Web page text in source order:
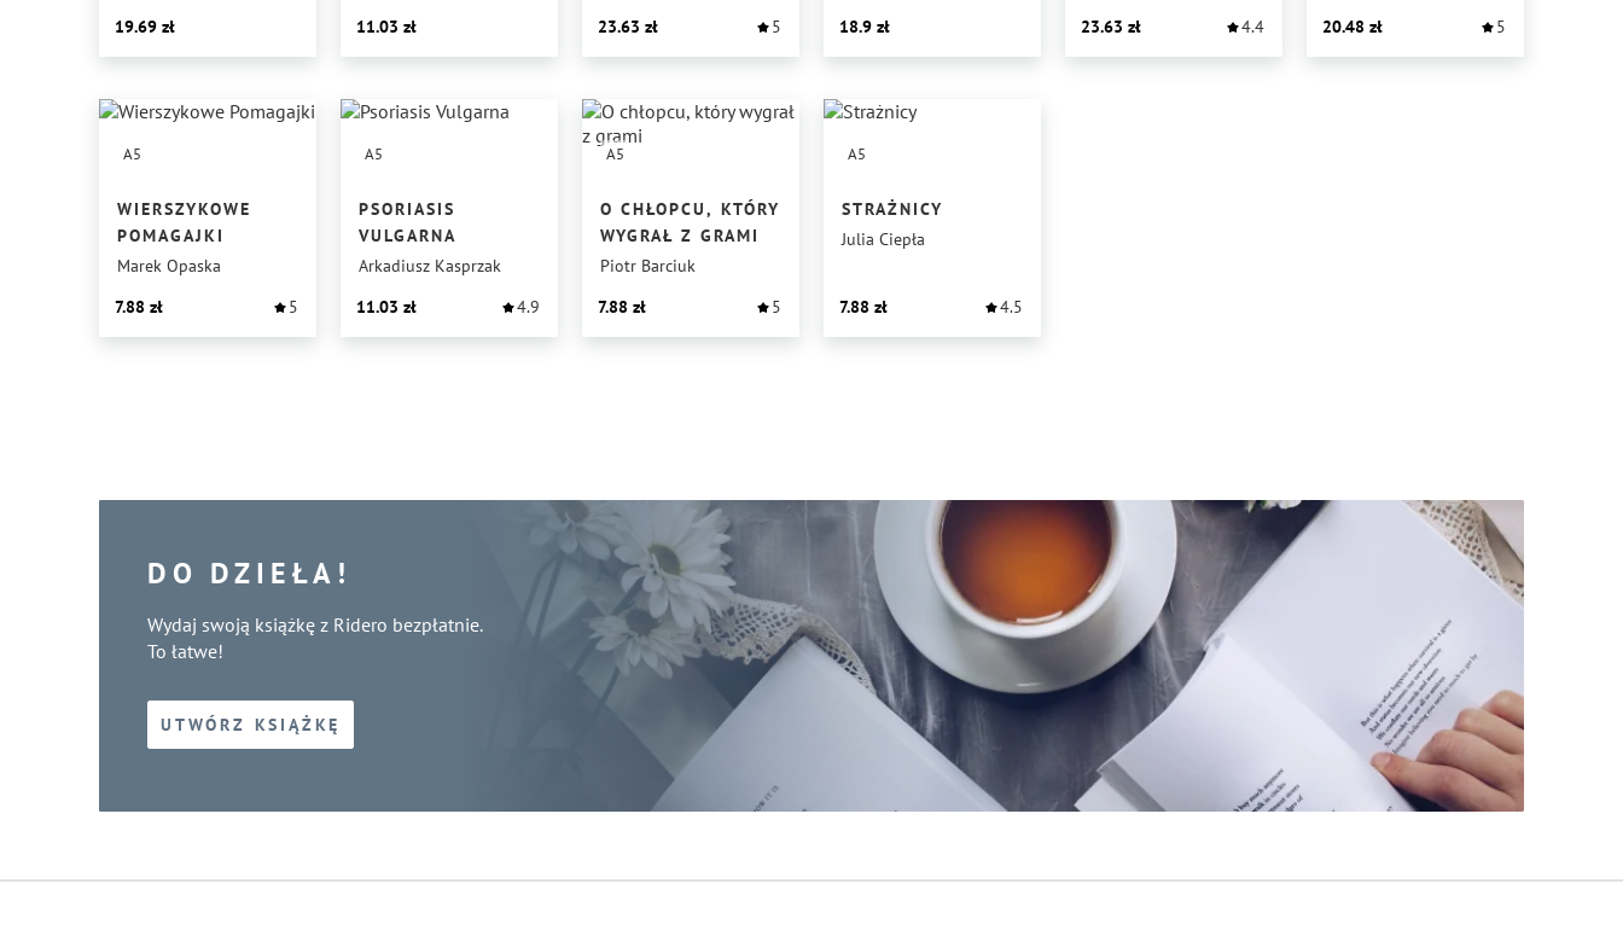
19.69 11.03 23.63 5
18.9
23.63
4.4 20.48 5
A5
WIERSZYKOWE
POMAGAJKI
Marek Opaska
7.88
5
A5
PSORIASIS
VULGARNA
Arkadiusz Kasprzak
11.03
4.9
A5
O CHŁOPCU, KTÓRY
WYGRAŁ Z GRAMI
Piotr Barciuk
7.88
5
A5
STRAŻNICY
Julia Ciepła
7.88 4.5
DO DZIEŁA!
Wydaj swoją książkę z Ridero bezpłatnie.
To łatwe!
UTWÓRZ KSIĄŻKĘ